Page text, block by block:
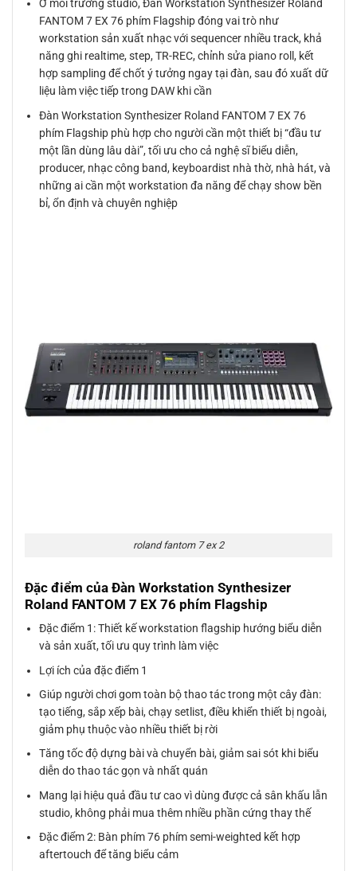
Ở môi trường studio, Đàn Workstation Synthesizer Roland
FANTOM 7 EX 76 phím Flagship đóng vai trò như
workstation sản xuất nhạc với sequencer nhiều track, khả
năng ghi realtime, step, TR-REC, chỉnh sửa piano roll, kết
hợp sampling để chốt ý tưởng ngay tại đàn, sau đó xuất dữ
liệu làm việc tiếp trong DAW khi cần
Đàn Workstation Synthesizer Roland FANTOM 7 EX 76
phím Flagship phù hợp cho người cần một thiết bị “đầu tư
một lần dùng lâu dài”, tối ưu cho cả nghệ sĩ biểu diễn,
producer, nhạc công band, keyboardist nhà thờ, nhà hát, và
những ai cần một workstation đa năng để chạy show bền
bỉ, ổn định và chuyên nghiệp
roland fantom 7 ex 2
Đặc điểm của Đàn Workstation Synthesizer
Roland FANTOM 7 EX 76 phím Flagship
Đặc điểm 1: Thiết kế workstation flagship hướng biểu diễn
và sản xuất, tối ưu quy trình làm việc
Lợi ích của đặc điểm 1
Giúp người chơi gom toàn bộ thao tác trong một cây đàn:
tạo tiếng, sắp xếp bài, chạy setlist, điều khiển thiết bị ngoài,
giảm phụ thuộc vào nhiều thiết bị rời
Tăng tốc độ dựng bài và chuyển bài, giảm sai sót khi biểu
diễn do thao tác gọn và nhất quán
Mang lại hiệu quả đầu tư cao vì dùng được cả sân khấu lẫn
studio, không phải mua thêm nhiều phần cứng thay thế
Đặc điểm 2: Bàn phím 76 phím semi-weighted kết hợp
aftertouch để tăng biểu cảm